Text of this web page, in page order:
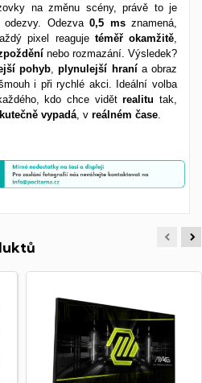
na změnu scény, právě to je
odezvy. Odezva0,5 msznamená,
pixel reaguje téměř okamžitě
nebo rozmazání. Výsledek?
pohyb ,plynulejší hranía obraz
i při rychlé akci. Ideální volba
kdo chce vidětrealitu tak,
vypadá , v reálném čase